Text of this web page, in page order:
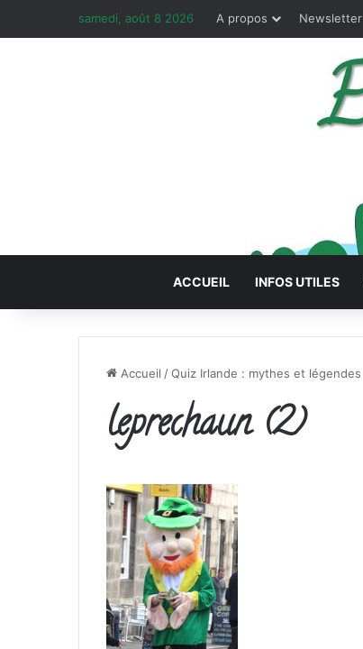
samedi, août 8 2026 A propos Newsletter
ACCUEIL INFOS UTILES
Accueil /Quiz Irlande : mythes et légendes
leprechaun (2)